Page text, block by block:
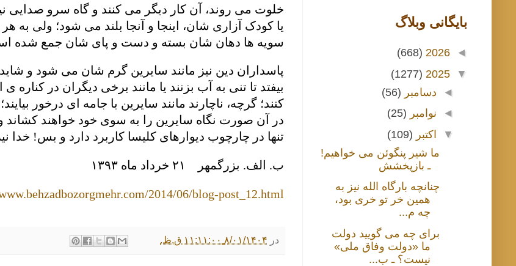
خلوت می روند، آن کار دیگر می کنند و گاه سرو صدایی
یا کودک آزاری شان، اینجا و آنجا بلند می شود؛ ولی به
سویه ها دهان شان بسته و دست و پای شان جمع شده
پاسداران دین نیز مانند سایرین گرم شان می شود و شاید
بیفتد تا تنی به آب بزنند یا مانند برخی دیگران در
کنند؛ گرچه، ناچارند مانند سایرین با جامه ای درخور
در آن صورت نگاه سایرین را به سوی خود خواهند کشاند
تنها در چارچوب دیوارهای کلیسا کاربرد دارد و بس!
ب. الف. بزرگمهر ۲۱ خرداد ماه ۱۳۹۳
2014/06/blog-post_12.html
در ۸/۰۱/۱۴۰۴ ۱۱:۱۱:۰۰ ق.ظ.
بايگانی وبلاگ
◄
2026
(668)
▼
2025
(1277)
◄ دسامبر (56)
◄ نوامبر (25)
▼ اکتبر (109)
ما شیر پنگوئن می خواهیم!
ـ بازپخشش
چنانچه بارگاه الله نیز به
همین خر تو خری بود،
چه م...
برای چه می گویید دولت
ما «دولت وفاق ملی»
نیست؟ ـ ب...